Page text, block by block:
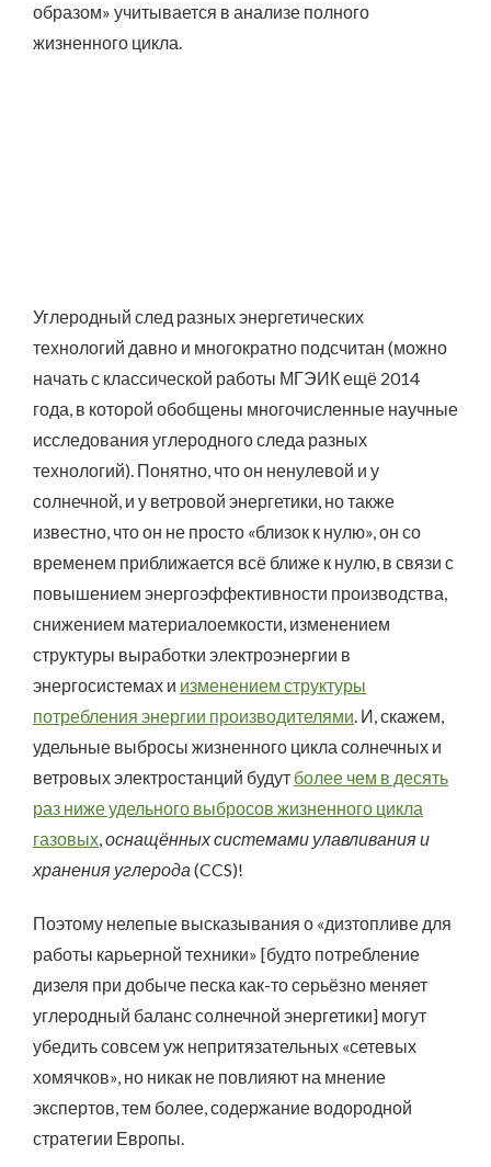
образом» учитывается в анализе полного
жизненного цикла.
Углеродный след разных энергетических
технологий давно и многократно подсчитан (можно
начать с классической работы МГЭИК ещё 2014
года, в которой обобщены многочисленные научные
исследования углеродного следа разных
технологий). Понятно, что он ненулевой и у
солнечной, и у ветровой энергетики, но также
известно, что он не просто «близок к нулю», он со
временем приближается всё ближе к нулю, в связи с
повышением энергоэффективности производства,
снижением материалоемкости, изменением
структуры выработки электроэнергии в
энергосистемах и изменением структуры
потребления энергии производителями. И, скажем,
удельные выбросы жизненного цикла солнечных и
ветровых электростанций будут более чем в десять
раз ниже удельного выбросов жизненного цикла
газовых,оснащённых системами улавливания и
хранения углерода (CCS)!
Поэтому нелепые высказывания о «дизтопливе для
работы карьерной техники» [будто потребление
дизеля при добыче песка как-то серьёзно меняет
углеродный баланс солнечной энергетики] могут
убедить совсем уж непритязательных «сетевых
хомячков», но никак не повлияют на мнение
экспертов, тем более, содержание водородной
стратегии Европы.